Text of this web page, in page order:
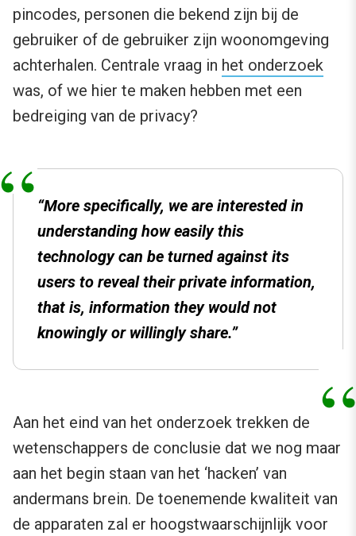
pincodes, personen die bekend zijn bij de
gebruiker of de gebruiker zijn woonomgeving
achterhalen. Centrale vraag in het onderzoek
was, of we hier te maken hebben met een
bedreiging van de privacy?
“More specifically, we are interested in
understanding how easily this
technology can be turned against its
users to reveal their private information,
that is, information they would not
knowingly or willingly share.”
Aan het eind van het onderzoek trekken de
wetenschappers de conclusie dat we nog maar
aan het begin staan van het ‘hacken’ van
andermans brein. De toenemende kwaliteit van
de apparaten zal er hoogstwaarschijnlijk voor